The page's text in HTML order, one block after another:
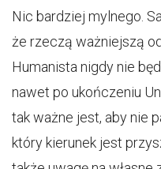
Nic bardziej mylnego.
że rzeczą ważniejszą
Humanista nigdy nie
nawet po ukończeniu
tak ważne jest, aby nie
który kierunek jest